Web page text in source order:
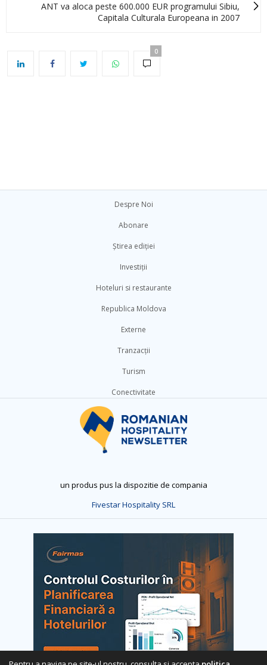
ANT va aloca peste 600.000 EUR programului Sibiu,
Capitala Culturala Europeana in 2007
0
Despre Noi
Abonare
Știrea ediției
Investiții
Hoteluri si restaurante
Republica Moldova
Externe
Tranzacții
Turism
Conectivitate
un produs pus la dispozitie de compania
Fivestar Hospitality SRL